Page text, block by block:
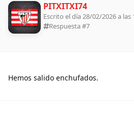
PITXITXI74
Escrito el día 28/02/2026 a las
Respuesta #7
Hemos salido enchufados.